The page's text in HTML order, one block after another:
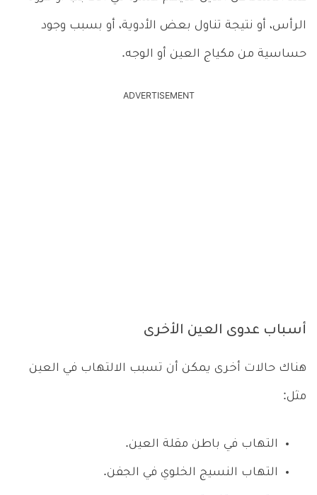
الرأس، أو نتيجة تناول بعض الأدوية، أو بسبب وجود
حساسية من مكياج العين أو الوجه.
ADVERTISEMENT
أسباب عدوى العين الأخرى
هناك حالات أخرى يمكن أن تسبب الالتهاب في العين
مثل:
التهاب في باطن مقلة العين.
التهاب النسيج الخلوي في الجفن.